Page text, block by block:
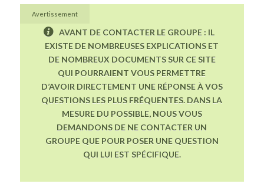
Avertissement
AVANT DE CONTACTER LE GROUPE : IL
EXISTE DE NOMBREUSES EXPLICATIONS ET
DE NOMBREUX DOCUMENTS SUR CE SITE
QUI POURRAIENT VOUS PERMETTRE
D’AVOIR DIRECTEMENT UNE RÉPONSE À VOS
QUESTIONS LES PLUS FRÉQUENTES. DANS LA
MESURE DU POSSIBLE, NOUS VOUS
DEMANDONS DE NE CONTACTER UN
GROUPE QUE POUR POSER UNE QUESTION
QUI LUI EST SPÉCIFIQUE.